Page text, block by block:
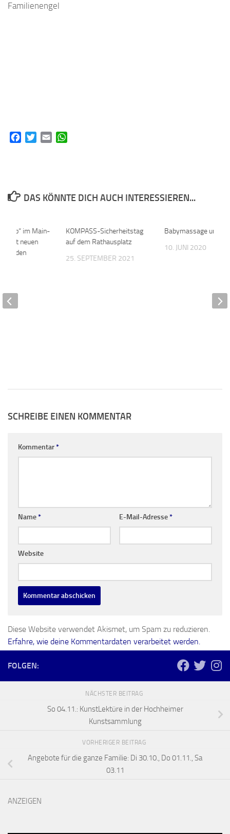
Familienengel
FacebookTwitterEmail
DAS KÖNNTE DICH AUCH INTERESSIEREN...
KOMPASS-Sicherheitstag
auf dem Rathausplatz
25. SEPTEMBER 2021
Babymassage und
10. JUNI 2020
& Job“ im Main-
mit neuen
den
SCHREIBE EINEN KOMMENTAR
Kommentar*
Name* E-Mail-Adresse*
Website
Diese Website verwendet Akismet, um Spam zu reduzieren.
Erfahre, wie deine Kommentardaten verarbeitet werden.
FOLGEN:
NÄCHSTER BEITRAG
So 04.11.: KunstLektüre in der Hochheimer
Kunstsammlung
VORHERIGER BEITRAG
Angebote für die ganze Familie: Di 30.10., Do 01.11., Sa
03.11
ANZEIGEN